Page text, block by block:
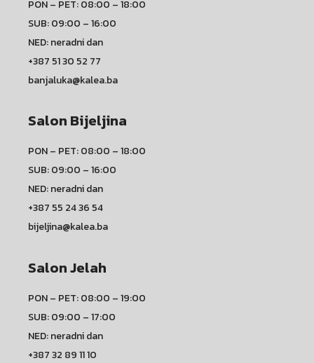
PON – PET: 08:00 – 18:00
SUB: 09:00 – 16:00
NED: neradni dan
+387 51 30 52 77
banjaluka@kalea.ba
Salon Bijeljina
PON – PET: 08:00 – 18:00
SUB: 09:00 – 16:00
NED: neradni dan
+387 55 24 36 54
bijeljina@kalea.ba
Salon Jelah
PON – PET: 08:00 – 19:00
SUB: 09:00 – 17:00
NED: neradni dan
+387 32 89 11 10